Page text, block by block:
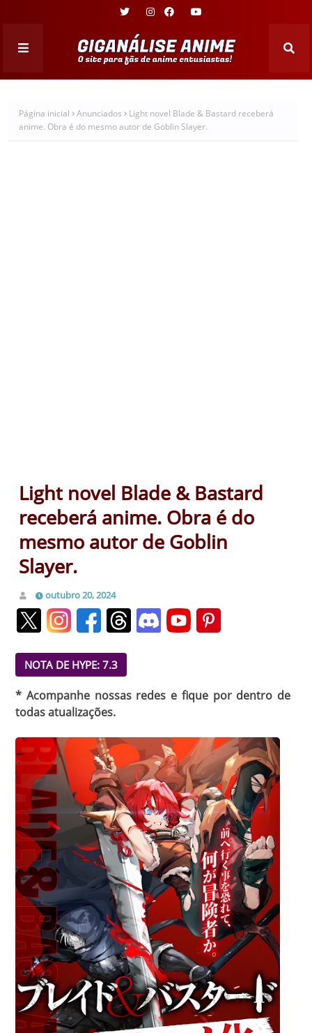
Página inicial Anunciados
Light novel Blade & Bastard receberá
anime. Obra é do mesmo autor de Goblin Slayer.
Light novel Blade & Bastard
receberá anime. Obra é do
mesmo autor de Goblin
Slayer.
outubro 20, 2024
NOTA DE HYPE: 7.3
* Acompanhe nossas redes e fique por dentro de
todas atualizações.